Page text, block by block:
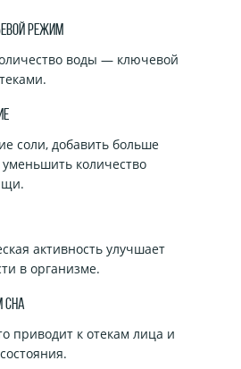
режим
воды — ключевой
соли, добавить больше
количество
активность улучшает
в организме.
сна
приводит к отекам лица и